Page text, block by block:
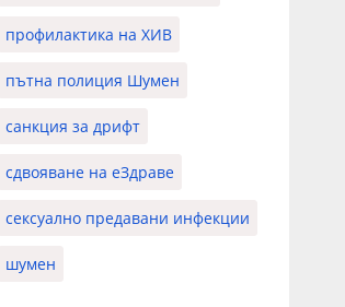
профилактика на ХИВ
пътна полиция Шумен
санкция за дрифт
сдвояване на еЗдраве
сексуално предавани инфекции
шумен